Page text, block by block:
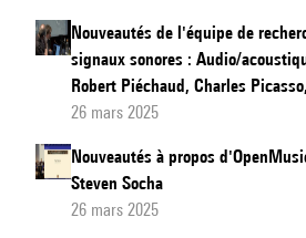
sur
le
marché
disponibilité
Nouveautés de l'équipe de
signaux sonores : Audio/
Robert Piéchaud, Charles
26 mars 2025
Nouveautés à propos
Steven Socha
26 mars 2025